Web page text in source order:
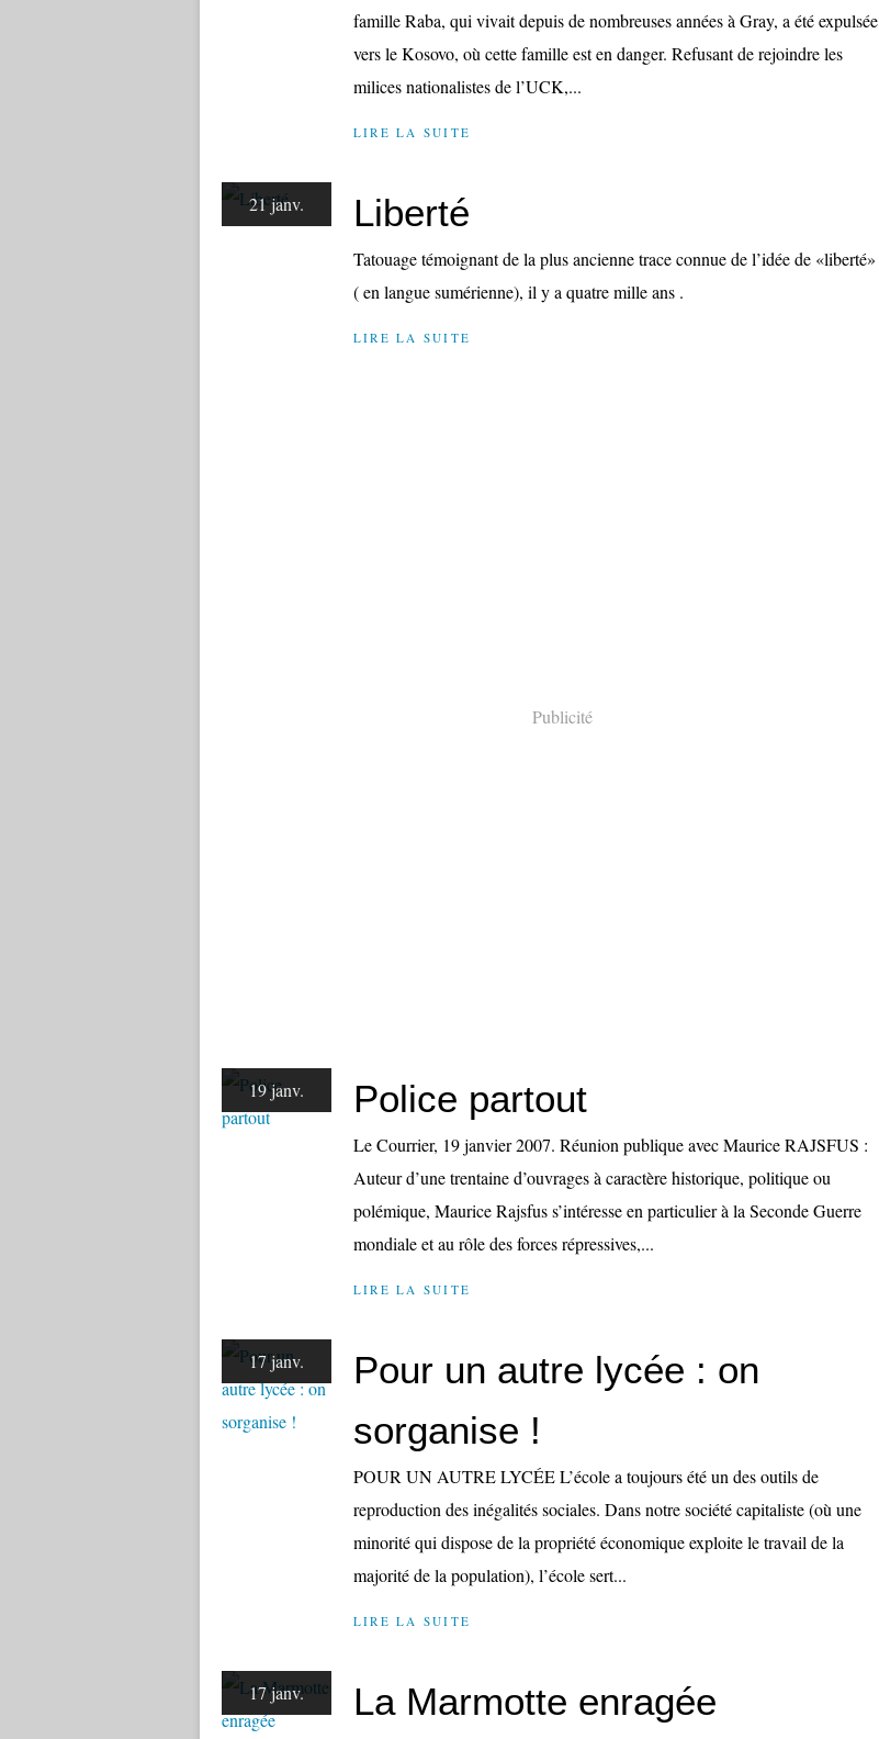
famille Raba, qui vivait depuis de nombreuses années à Gray, a été expulsée
vers le Kosovo, où cette famille est en danger. Refusant de rejoindre les
milices nationalistes de l’UCK,...
LIRE LA SUITE
21 janv. Liberté
Tatouage témoignant de la plus ancienne trace connue de l’idée de «liberté»
( en langue sumérienne), il y a quatre mille ans .
LIRE LA SUITE
Publicité
19 janv. Police partout
Le Courrier, 19 janvier 2007. Réunion publique avec Maurice RAJSFUS :
Auteur d’une trentaine d’ouvrages à caractère historique, politique ou
polémique, Maurice Rajsfus s’intéresse en particulier à la Seconde Guerre
mondiale et au rôle des forces répressives,...
LIRE LA SUITE
17 janv.
Pour un autre lycée : on
sorganise !
POUR UN AUTRE LYCÉE L’école a toujours été un des outils de
reproduction des inégalités sociales. Dans notre société capitaliste (où une
minorité qui dispose de la propriété économique exploite le travail de la
majorité de la population), l’école sert...
LIRE LA SUITE
17 janv. La Marmotte enragée